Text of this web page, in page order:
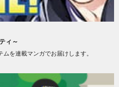
ィ～
を連載マンガでお届けします。